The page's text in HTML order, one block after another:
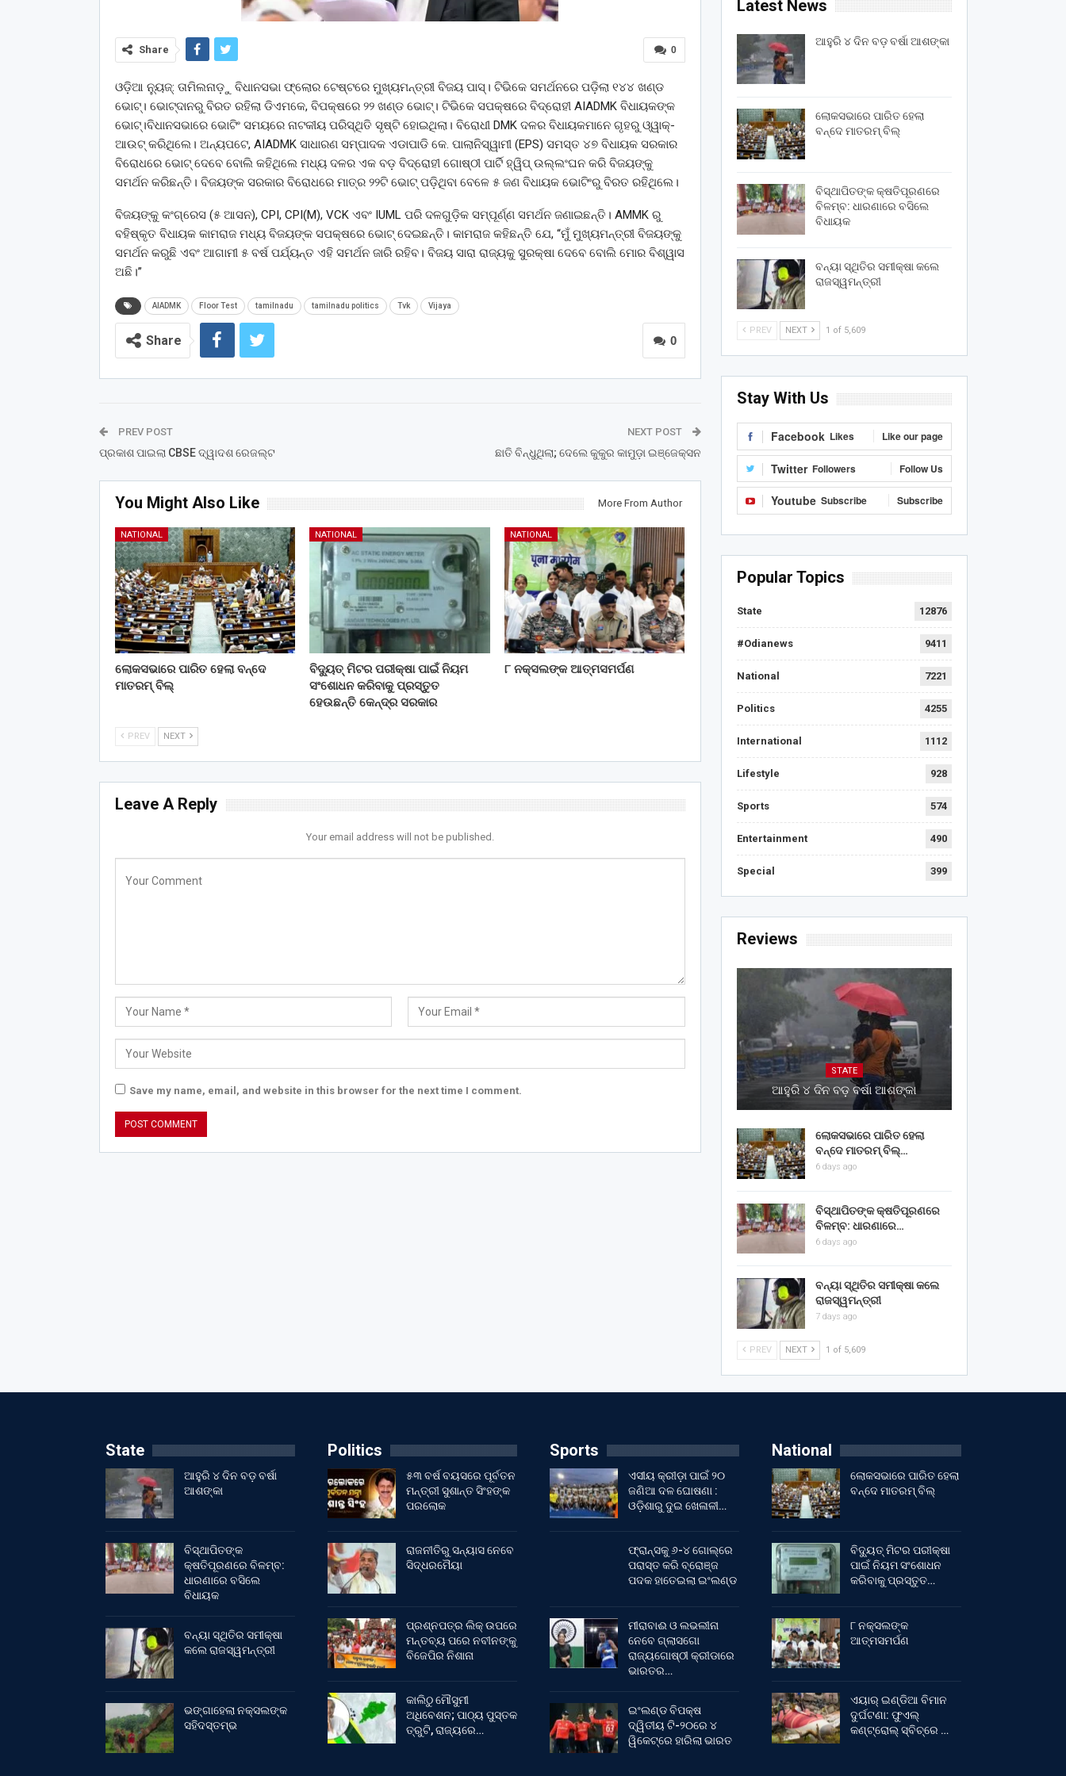
0
Share
ଓଡ଼ିଆ ନ୍ୟୁଜ୍: ତାମିଲନାଡ଼ୁ ବିଧାନସଭା ଫ୍ଲୋର ଟେଷ୍ଟରେ ମୁଖ୍ୟମନ୍ତ୍ରୀ ବିଜୟ ପାସ୍। ଟିଭିକେ ସମର୍ଥନରେ ପଡ଼ିଲା ୧୪୪ ଖଣ୍ଡ
ଭୋଟ୍‌। ଭୋଟ୍‌ଦାନରୁ ବିରତ ରହିଲା ଡିଏମକେ, ବିପକ୍ଷରେ ୨୨ ଖଣ୍ଡ ଭୋଟ୍। ଟିଭିକେ ସପକ୍ଷରେ ବିଦ୍ରୋହୀ AIADMK ବିଧାୟକଙ୍କ
ଭୋଟ୍‌।ବିଧାନସଭାରେ ଭୋଟିଂ ସମୟରେ ନାଟକୀୟ ପରିସ୍ଥିତି ସୃଷ୍ଟି ହୋଇଥିଲା। ବିରୋଧୀ DMK ଦଳର ବିଧାୟକମାନେ ଗୃହରୁ ଓ୍ୱାକ୍-
ଆଉଟ୍ କରିଥିଲେ। ଅନ୍ୟପଟେ, AIADMK ସାଧାରଣ ସମ୍ପାଦକ ଏଡାପାଡି କେ. ପାଲାନିସ୍ୱାମୀ (EPS) ସମସ୍ତ ୪୭ ବିଧାୟକ ସରକାର
ବିରୋଧରେ ଭୋଟ୍ ଦେବେ ବୋଲି କହିଥିଲେ ମଧ୍ୟ ଦଳର ଏକ ବଡ଼ ବିଦ୍ରୋହୀ ଗୋଷ୍ଠୀ ପାର୍ଟି ହ୍ୱିପ୍ ଉଲ୍ଲଂଘନ କରି ବିଜୟଙ୍କୁ
ସମର୍ଥନ କରିଛନ୍ତି। ବିଜୟଙ୍କ ସରକାର ବିରୋଧରେ ମାତ୍ର ୨୨ଟି ଭୋଟ୍ ପଡ଼ିଥିବା ବେଳେ ୫ ଜଣ ବିଧାୟକ ଭୋଟିଂରୁ ବିରତ ରହିଥିଲେ।
ବିଜୟଙ୍କୁ କଂଗ୍ରେସ (୫ ଆସନ), CPI, CPI(M), VCK ଏବଂ IUML ପରି ଦଳଗୁଡ଼ିକ ସମ୍ପୂର୍ଣ୍ଣ ସମର୍ଥନ ଜଣାଇଛନ୍ତି। AMMK ରୁ
ବହିଷ୍କୃତ ବିଧାୟକ କାମରାଜ ମଧ୍ୟ ବିଜୟଙ୍କ ସପକ୍ଷରେ ଭୋଟ୍ ଦେଇଛନ୍ତି। କାମରାଜ କହିଛନ୍ତି ଯେ, “ମୁଁ ମୁଖ୍ୟମନ୍ତ୍ରୀ ବିଜୟଙ୍କୁ
ସମର୍ଥନ କରୁଛି ଏବଂ ଆଗାମୀ ୫ ବର୍ଷ ପର୍ଯ୍ୟନ୍ତ ଏହି ସମର୍ଥନ ଜାରି ରହିବ। ବିଜୟ ସାରା ରାଜ୍ୟକୁ ସୁରକ୍ଷା ଦେବେ ବୋଲି ମୋର ବିଶ୍ୱାସ
ଅଛି।”
AIADMK Floor Test tamilnadu tamilnadu politics Tvk Vijaya
0
Share
PREV POST
ପ୍ରକାଶ ପାଇଲା CBSE ଦ୍ୱାଦଶ ରେଜଲ୍ଟ
NEXT POST
ଛାତି ବିନ୍ଧୁଥିଲା; ଦେଲେ କୁକୁର କାମୁଡ଼ା ଇଞ୍ଜେକ୍ସନ
You Might Also Like More From Author
NATIONAL
ଲୋକସଭାରେ ପାରିତ ହେଲା ବନ୍ଦେ
ମାତରମ୍‌ ବିଲ୍‌
NATIONAL
ବିଦ୍ୟୁତ୍ ମିଟର ପରୀକ୍ଷା ପାଇଁ ନିୟମ
ସଂଶୋଧନ କରିବାକୁ ପ୍ରସ୍ତୁତ
ହେଉଛନ୍ତି କେନ୍ଦ୍ର ସରକାର
NATIONAL
୮ ନକ୍ସଲଙ୍କ ଆତ୍ମସମର୍ପଣ
PREV NEXT
Leave A Reply
Your email address will not be published.
Save my name, email, and website in this browser for the next time I comment.
Latest News
ଆହୁରି ୪ ଦିନ ବଡ଼ ବର୍ଷା ଆଶଙ୍କା
ଲୋକସଭାରେ ପାରିତ ହେଲା
ବନ୍ଦେ ମାତରମ୍‌ ବିଲ୍‌
ବିସ୍ଥାପିତଙ୍କ କ୍ଷତିପୂରଣରେ
ବିଳମ୍ବ: ଧାରଣାରେ ବସିଲେ
ବିଧାୟକ
ବନ୍ୟା ସ୍ଥିତିର ସମୀକ୍ଷା କଲେ
ରାଜସ୍ୱମନ୍ତ୍ରୀ
PREV NEXT 1 of 5,609
Stay With Us
Facebook Likes Like our page
Twitter Followers Follow Us
Youtube Subscribe Subscribe
Popular Topics
State 12876
#Odianews 9411
National 7221
Politics 4255
International 1112
Lifestyle 928
Sports 574
Entertainment 490
Special 399
Reviews
STATE
ଆହୁରି ୪ ଦିନ ବଡ଼ ବର୍ଷା ଆଶଙ୍କା
ଲୋକସଭାରେ ପାରିତ ହେଲା
ବନ୍ଦେ ମାତରମ୍‌ ବିଲ୍‌…
6 days ago
ବିସ୍ଥାପିତଙ୍କ କ୍ଷତିପୂରଣରେ
ବିଳମ୍ବ: ଧାରଣାରେ…
6 days ago
ବନ୍ୟା ସ୍ଥିତିର ସମୀକ୍ଷା କଲେ
ରାଜସ୍ୱମନ୍ତ୍ରୀ
7 days ago
PREV NEXT 1 of 5,609
State
ଆହୁରି ୪ ଦିନ ବଡ଼ ବର୍ଷା
ଆଶଙ୍କା
ବିସ୍ଥାପିତଙ୍କ
କ୍ଷତିପୂରଣରେ ବିଳମ୍ବ:
ଧାରଣାରେ ବସିଲେ
ବିଧାୟକ
ବନ୍ୟା ସ୍ଥିତିର ସମୀକ୍ଷା
କଲେ ରାଜସ୍ୱମନ୍ତ୍ରୀ
ଭଙ୍ଗାହେଲା ନକ୍ସଲଙ୍କ
ସହିଦସ୍ତମ୍ଭ
Politics
୫୩ ବର୍ଷ ବୟସରେ ପୂର୍ବତନ
ମନ୍ତ୍ରୀ ସୁଶାନ୍ତ ସିଂହଙ୍କ
ପରଲୋକ
ରାଜନୀତିରୁ ସନ୍ୟାସ ନେବେ
ସିଦ୍ଧରମୈୟା
ପ୍ରଶ୍ନପତ୍ର ଲିକ୍ ଉପରେ
ମନ୍ତବ୍ୟ ପରେ ନବୀନଙ୍କୁ
ବିଜେପିର ନିଶାନା
କାଲିଠୁ ମୌସୁମୀ
ଅଧିବେଶନ; ପାଠ୍ୟ ପୁସ୍ତକ
ତ୍ରୁଟି, ରାଜ୍ୟରେ…
Sports
ଏସୀୟ କ୍ରୀଡ଼ା ପାଇଁ ୨୦
ଜଣିଆ ଦଳ ଘୋଷଣା :
ଓଡ଼ିଶାରୁ ଦୁଇ ଖେଳାଳୀ…
ଫ୍ରାନ୍ସକୁ ୬-୪ ଗୋଲ୍‌ରେ
ପରାସ୍ତ କରି ବ୍ରୋଞ୍ଜ
ପଦକ ହାତେଇଲା ଇଂଲଣ୍ଡ
ମୀରାବାଈ ଓ ଲଭଲୀନା
ନେବେ ଗ୍ଲାସଗୋ
ରାଜ୍ୟଗୋଷ୍ଠୀ କ୍ରୀଡାରେ
ଭାରତର…
ଇଂଲଣ୍ଡ ବିପକ୍ଷ
ଦ୍ୱିତୀୟ ଟି-୨୦ରେ ୪
ୱିକେଟ୍‌ରେ ହାରିଲା ଭାରତ
National
ଲୋକସଭାରେ ପାରିତ ହେଲା
ବନ୍ଦେ ମାତରମ୍‌ ବିଲ୍‌
ବିଦ୍ୟୁତ୍ ମିଟର ପରୀକ୍ଷା
ପାଇଁ ନିୟମ ସଂଶୋଧନ
କରିବାକୁ ପ୍ରସ୍ତୁତ…
୮ ନକ୍ସଲଙ୍କ
ଆତ୍ମସମର୍ପଣ
ଏୟାର୍ ଇଣ୍ଡିଆ ବିମାନ
ଦୁର୍ଘଟଣା: ଫୁଏଲ୍‌
କଣ୍ଟ୍ରୋଲ୍‌ ସ୍ବିଚ୍‌ରେ …